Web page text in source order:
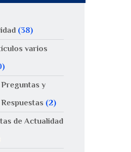
(38)
varios
Preguntas y
Respuestas (2)
de Actualidad